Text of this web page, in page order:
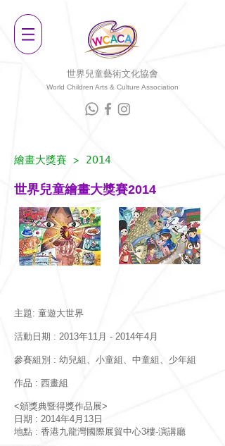
世界兒童藝術文化協會
World Children Arts & Culture Association
繪畫大獎賽 > 2014
世界兒童繪畫大獎賽2014
主題: 童遊大世界​
活動日期 : 2013年11月 - 2014年4月
參賽組別 : 幼兒組、小童組、中童組、少年組
作品 : 西畫組
<頒獎典暨得獎作品展>
日期 : 2014年4月13日
地點 : 香港九龍灣國際展貿中心3樓-演講廳